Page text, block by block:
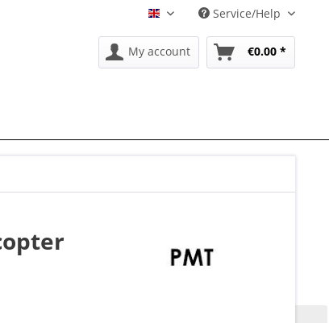
EN Service/Help
My account €0.00 *